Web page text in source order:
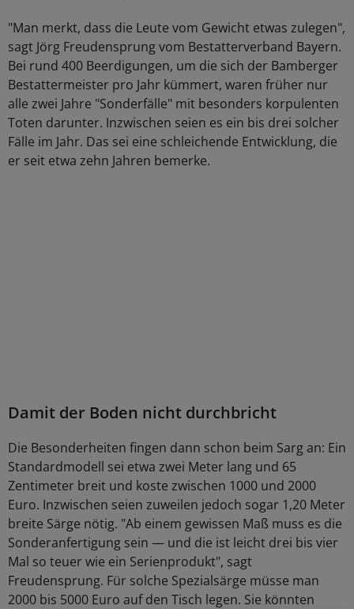
"Man merkt, dass die Leute vom Gewicht etwas zulegen",
sagt Jörg Freudensprung vom Bestatterverband Bayern.
Bei rund 400 Beerdigungen, um die sich der Bamberger
Bestattermeister pro Jahr kümmert, waren früher nur
alle zwei Jahre "Sonderfälle" mit besonders korpulenten
Toten darunter. Inzwischen seien es ein bis drei solcher
Fälle im Jahr. Das sei eine schleichende Entwicklung, die
er seit etwa zehn Jahren bemerke.
Damit der Boden nicht durchbricht
Die Besonderheiten fingen dann schon beim Sarg an: Ein
Standardmodell sei etwa zwei Meter lang und 65
Zentimeter breit und koste zwischen 1000 und 2000
Euro. Inzwischen seien zuweilen jedoch sogar 1,20 Meter
breite Särge nötig. "Ab einem gewissen Maß muss es die
Sonderanfertigung sein — und die ist leicht drei bis vier
Mal so teuer wie ein Serienprodukt", sagt
Freudensprung. Für solche Spezialsärge müsse man
2000 bis 5000 Euro auf den Tisch legen. Sie könnten